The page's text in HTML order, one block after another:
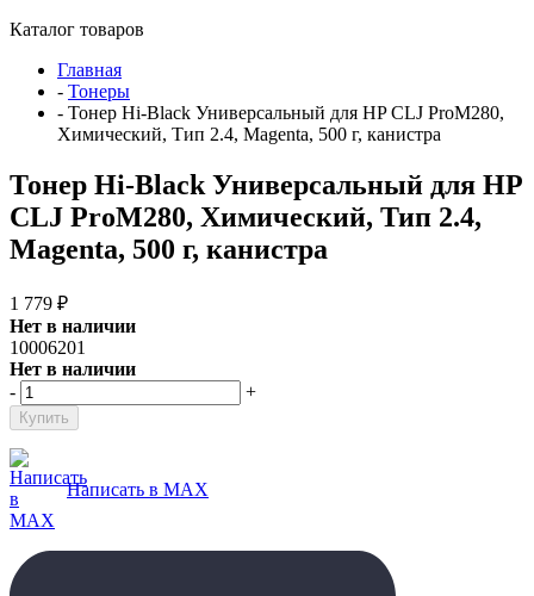
Каталог товаров
Главная
- Тонеры
- Тонер Hi-Black Универсальный для HP CLJ ProM280,
Химический, Тип 2.4, Magenta, 500 г, канистра
Тонер Hi-Black Универсальный для HP
CLJ ProM280, Химический, Тип 2.4,
Magenta, 500 г, канистра
1 779 ₽
Нет в наличии
10006201
Нет в наличии
-
+
Написать в MAX